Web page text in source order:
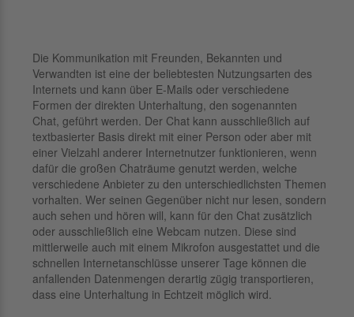
Die Kommunikation mit Freunden, Bekannten und
Verwandten ist eine der beliebtesten Nutzungsarten des
Internets und kann über E-Mails oder verschiedene
Formen der direkten Unterhaltung, den sogenannten
Chat, geführt werden. Der Chat kann ausschließlich auf
textbasierter Basis direkt mit einer Person oder aber mit
einer Vielzahl anderer Internetnutzer funktionieren, wenn
dafür die großen Chaträume genutzt werden, welche
verschiedene Anbieter zu den unterschiedlichsten Themen
vorhalten. Wer seinen Gegenüber nicht nur lesen, sondern
auch sehen und hören will, kann für den Chat zusätzlich
oder ausschließlich eine Webcam nutzen. Diese sind
mittlerweile auch mit einem Mikrofon ausgestattet und die
schnellen Internetanschlüsse unserer Tage können die
anfallenden Datenmengen derartig zügig transportieren,
dass eine Unterhaltung in Echtzeit möglich wird.